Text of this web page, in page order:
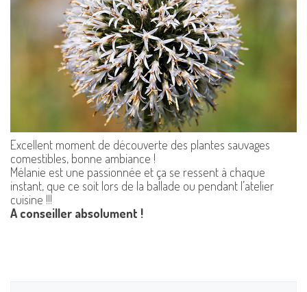
Excellent moment de découverte des plantes sauvages
comestibles, bonne ambiance !
Mélanie est une passionnée et ça se ressent à chaque
instant, que ce soit lors de la ballade ou pendant l’atelier
cuisine !!!
A conseiller absolument !